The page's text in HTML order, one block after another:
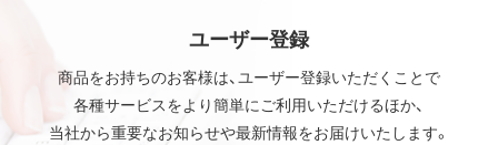
ユーザー登録
商品をお持ちのお客様は、ユーザー登録いただくことで
各種サービスをより簡単にご利用いただけるほか、
当社から重要なお知らせや最新情報をお届けいたします。